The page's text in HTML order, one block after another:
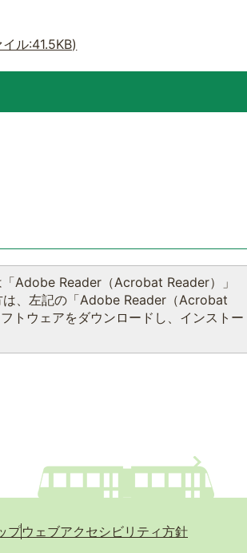
ル:41.5KB)
Adobe Reader（Acrobat Reader）」
は、左記の「Adobe Reader（Acrobat
トウェアをダウンロードし、インストー
プウェブアクセシビリティ方針